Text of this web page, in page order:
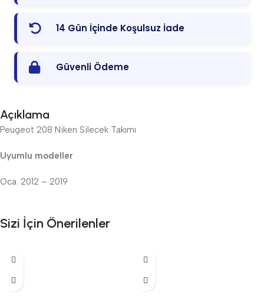
14 Gün İçinde Koşulsuz İade
Güvenli Ödeme
Açıklama
Peugeot 208 Niken Silecek Takımı
Uyumlu modeller
Oca. 2012 – 2019
Sizi İçin Önerilenler